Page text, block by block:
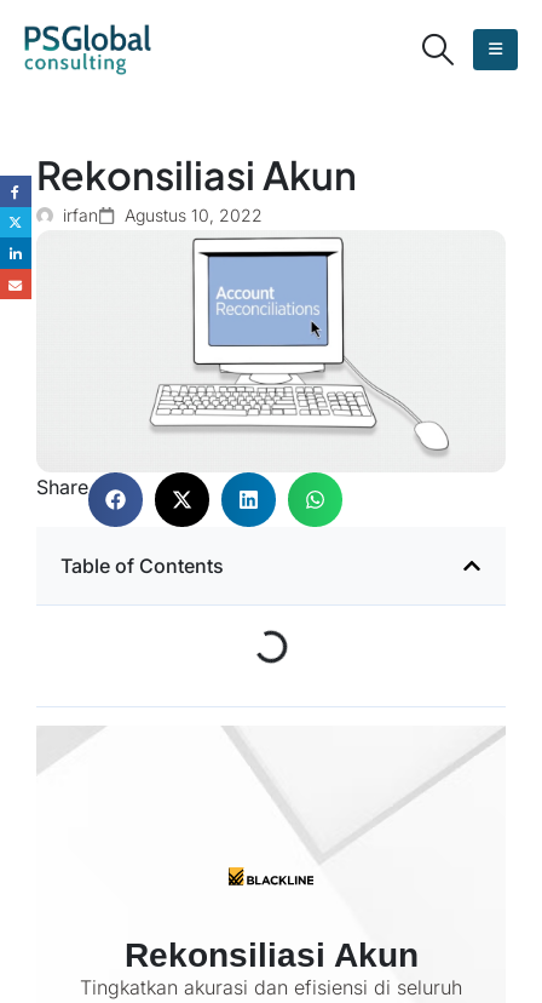
Rekonsiliasi Akun
irfan Agustus 10, 2022
Share
Table of Contents
Rekonsiliasi Akun
Tingkatkan akurasi dan efisiensi di seluruh